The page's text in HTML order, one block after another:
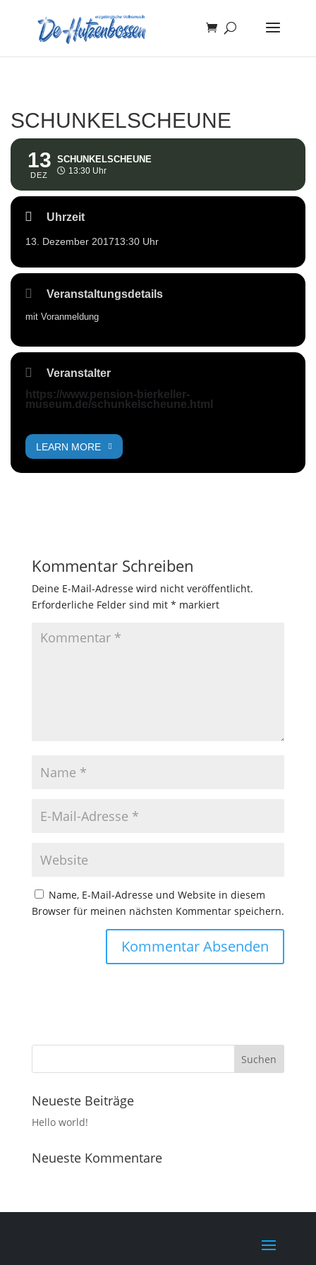
SCHUNKELSCHEUNE
13
DEZ
SCHUNKELSCHEUNE
13:30 Uhr
Uhrzeit
13. Dezember 201713:30 Uhr
Veranstaltungsdetails
mit Voranmeldung
Veranstalter
https://www.pension-bierkeller-
museum.de/schunkelscheune.html
LEARN MORE
Kommentar Schreiben
Deine E-Mail-Adresse wird nicht veröffentlicht.
Erforderliche Felder sind mit * markiert
Name, E-Mail-Adresse und Website in diesem
Browser für meinen nächsten Kommentar speichern.
Neueste Beiträge
Hello world!
Neueste Kommentare